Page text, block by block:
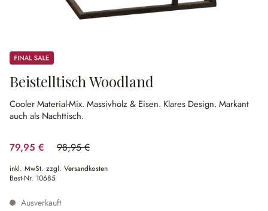
Sale
Beistelltisch Woodland
Cooler Material-Mix. Massivholz & Eisen. Klares Design. Markant
auch als Nachttisch.
79,95 € 98,95 €
(19.2% gespart)
inkl. MwSt. zzgl. Versandkosten
Best-Nr. 10685
Ausverkauft